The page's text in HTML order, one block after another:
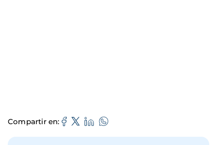
Compartir en